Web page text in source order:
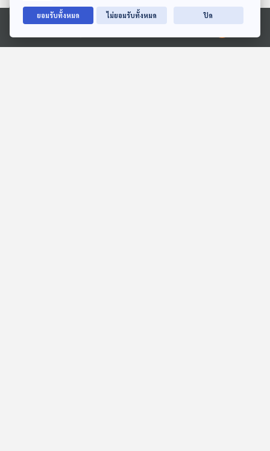
Ⓒ 2020 องค์การกระจายเสียงและแพร่ภาพสาธารณะแห่งประเทศไทย
ตอนที่เกี่ยวข้อง
ยอมรับทั้งหมด ไม่ยอมรับทั้งหมด ปิด